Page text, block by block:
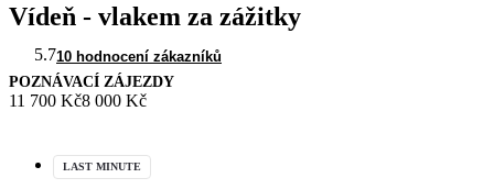
Vídeň - vlakem za zážitky
5.710 hodnocení zákazníků
POZNÁVACÍ ZÁJEZDY
11 700 Kč8 000 Kč
LAST MINUTE